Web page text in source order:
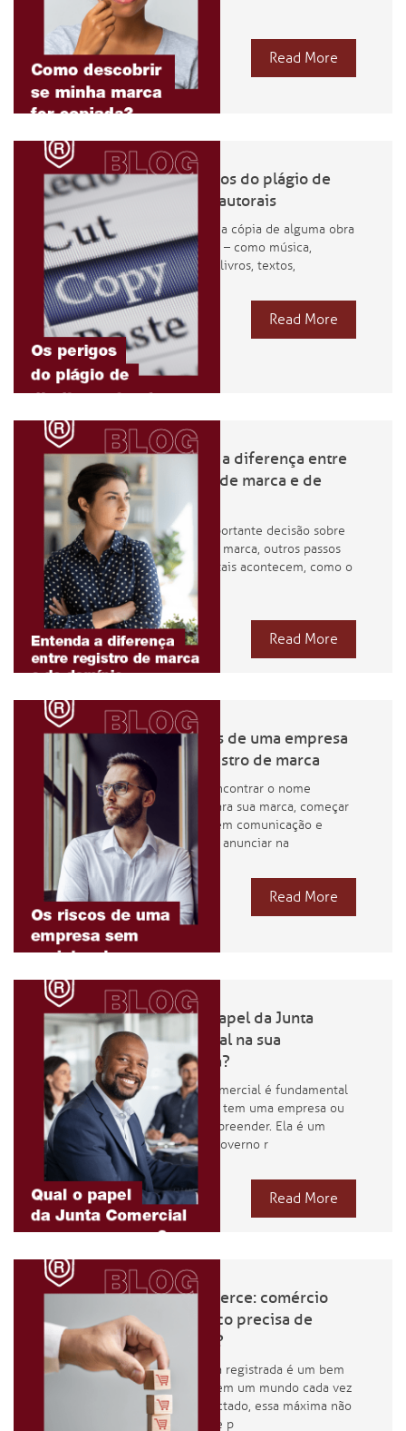
Read More
Os perigos do plágio de
direitos autorais
plágio
é a cópia de alguma obra
intelectual – como música,
fotografia, livros, textos,
Read More
Entenda a diferença entre
registro de marca e de
domínio
Após a importante decisão sobre
o nome da marca, outros passos
fundamentais acontecem, como o
registr
Read More
Os riscos de uma empresa
sem registro de marca
Imagine encontrar o nome
perfeito para sua marca, começar
a investir em comunicação e
marketing, anunciar na
Read More
Qual o papel da Junta
Comercial na sua
empresa?
A Junta Comercial é fundamental
para quem tem uma empresa ou
deseja empreender. Ela é um
órgão do governo r
Read More
E-Commerce: comércio
eletrônico precisa de
registro?
Uma marca registrada é um bem
valioso e, em um mundo cada vez
mais conectado, essa máxima não
é diferente p